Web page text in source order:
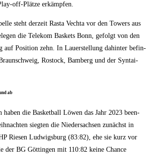
off-Plät­ze erkämpfen.
steht der­zeit Ras­ta Vech­ta vor den Towers aus
die Tele­kom Bas­kets Bonn, gefolgt von den
auf Posi­ti­on zehn. In Lau­er­stel­lung dahin­ter befin­
Ros­tock, Bam­berg und der Syn­tai­
ab
haben die Bas­ket­ball Löwen das Jahr 2023 been­
sieg­ten die Nie­der­sach­sen zunächst in
Rie­sen Lud­wigs­burg (83:82), ehe sie kurz vor
der BG Göt­tin­gen mit 110:82 kei­ne Chan­ce